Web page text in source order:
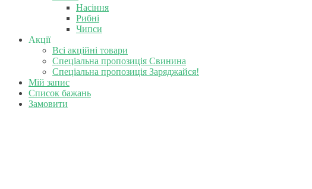
Насіння
Рибні
Чипси
Акції
Всі акційні товари
Спеціальна пропозиція Свинина
Спеціальна пропозиція Заряджайся!
Мій запис
Список бажань
Замовити